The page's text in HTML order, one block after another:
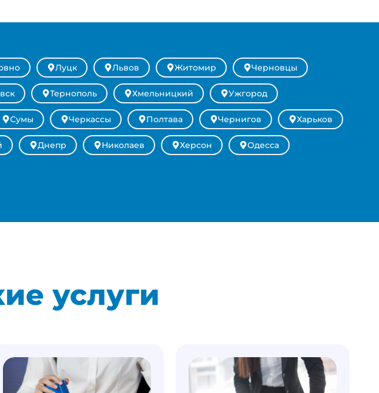
Луцк Львов Житомир Черновцы
Тернополь Хмельницкий Ужгород
Сумы Черкассы Полтава Чернигов Харьков
Днепр Николаев Херсон Одесса
услуги